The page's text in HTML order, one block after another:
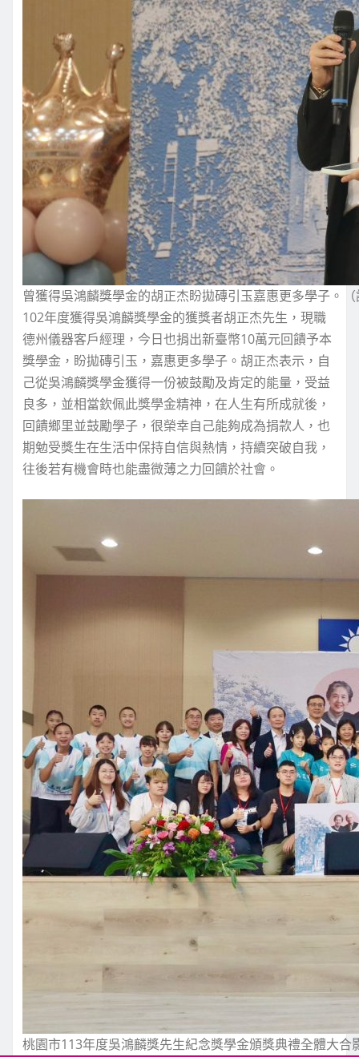
曾獲得吳鴻麟獎學金的胡正杰盼拋磚引玉嘉惠更多學子。
102年度獲得吳鴻麟獎學金的獲獎者胡正杰先生，現職
德州儀器客戶經理，今日也捐出新臺幣10萬元回饋予本
獎學金，盼拋磚引玉，嘉惠更多學子。胡正杰表示，自
己從吳鴻麟獎學金獲得一份被鼓勵及肯定的能量，受益
良多，並相當欽佩此獎學金精神，在人生有所成就後，
回饋鄉里並鼓勵學子，很榮幸自己能夠成為捐款人，也
期勉受獎生在生活中保持自信與熱情，持續突破自我，
往後若有機會時也能盡微薄之力回饋於社會。
桃園市113年度吳鴻麟獎先生紀念獎學金頒獎典禮全體大合